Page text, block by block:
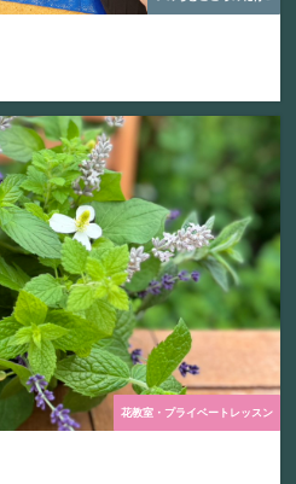
花教室・プライベートレッスン